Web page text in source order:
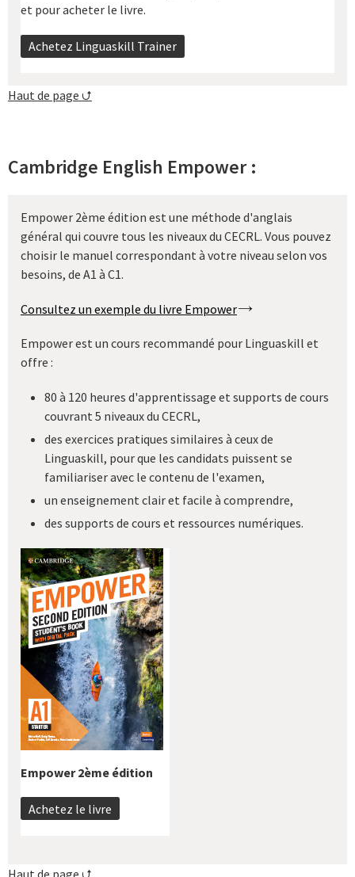
et pour acheter le livre.
Achetez Linguaskill Trainer
Haut de page ⮍
Cambridge English Empower :
Empower 2ème édition est une méthode d'anglais
général qui couvre tous les niveaux du CECRL. Vous pouvez
choisir le manuel correspondant à votre niveau selon vos
besoins, de A1 à C1.
Consultez un exemple du livre Empower
Empower est un cours recommandé pour Linguaskill et
offre :
80 à 120 heures d'apprentissage et supports de cours
couvrant 5 niveaux du CECRL,
des exercices pratiques similaires à ceux de
Linguaskill, pour que les candidats puissent se
familiariser avec le contenu de l'examen,
un enseignement clair et facile à comprendre,
des supports de cours et ressources numériques.
Empower 2ème édition
Achetez le livre
Haut de page ⮍